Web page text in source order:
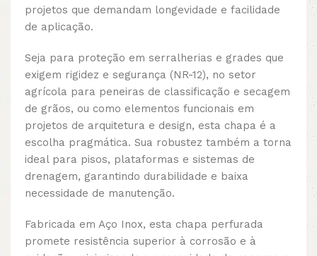
projetos que demandam longevidade e facilidade
de aplicação.
Seja para proteção em serralherias e grades que
exigem rigidez e segurança (NR-12), no setor
agrícola para peneiras de classificação e secagem
de grãos, ou como elementos funcionais em
projetos de arquitetura e design, esta chapa é a
escolha pragmática. Sua robustez também a torna
ideal para pisos, plataformas e sistemas de
drenagem, garantindo durabilidade e baixa
necessidade de manutenção.
Fabricada em Aço Inox, esta chapa perfurada
promete resistência superior à corrosão e à